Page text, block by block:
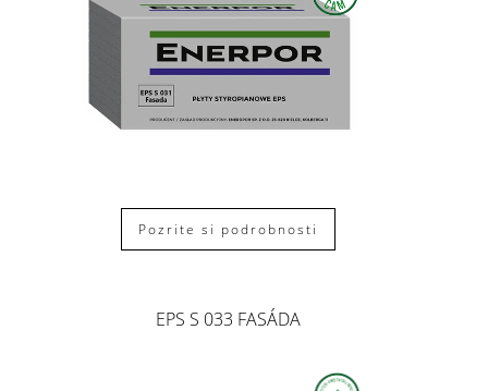
Pozrite si podrobnosti
EPS S 033 FASÁDA